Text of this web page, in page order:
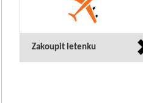
Zakoupit letenku